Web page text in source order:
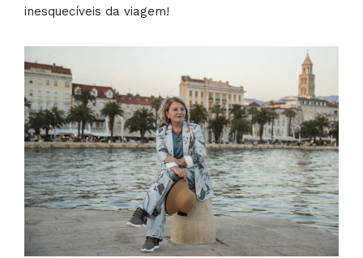
inesquecíveis da viagem!